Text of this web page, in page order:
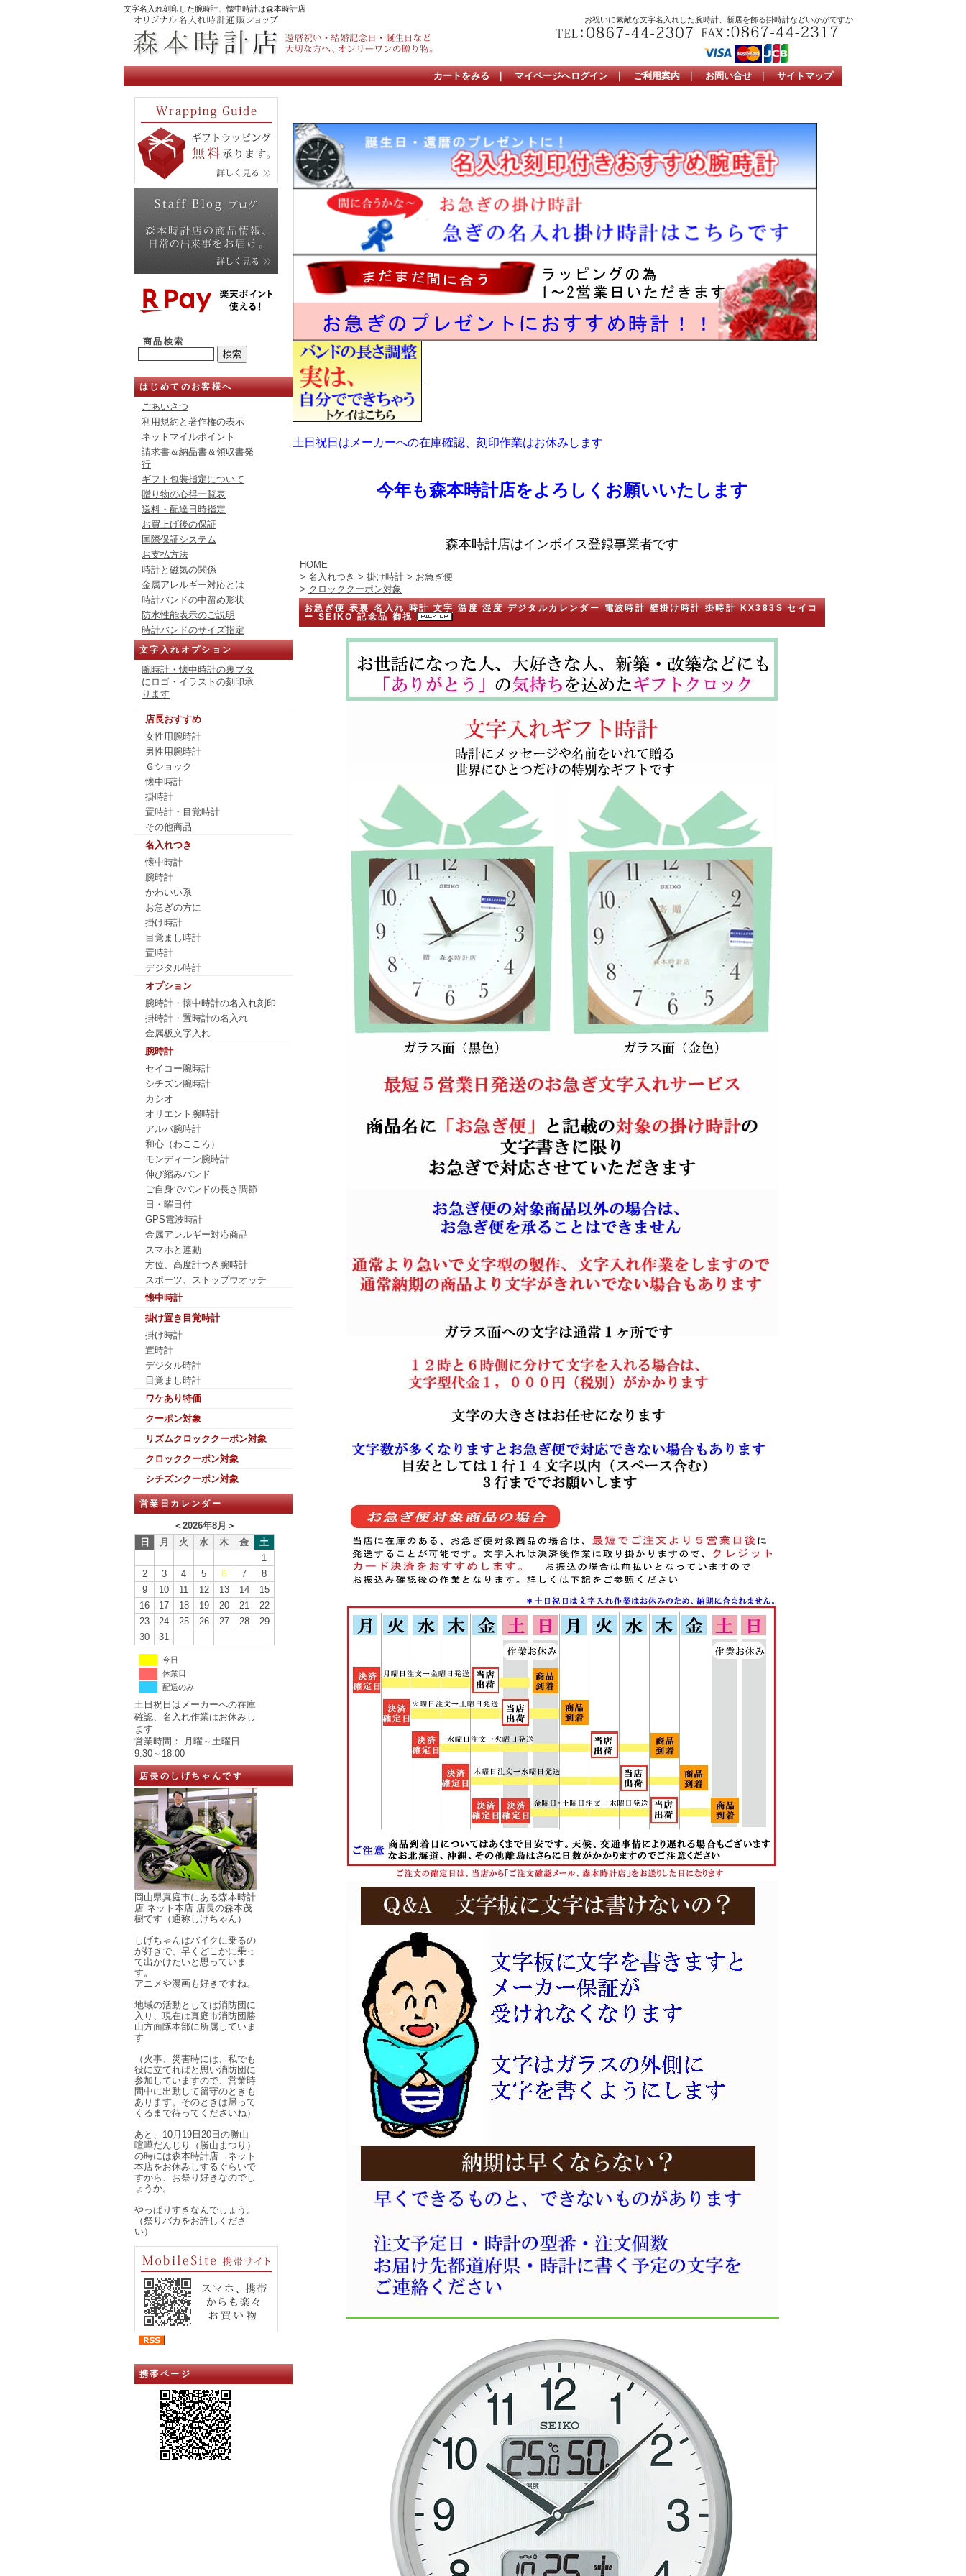
文字名入れ刻印した腕時計、懐中時計は森本時計店
お祝いに素敵な文字名入れした腕時計、新居を飾る掛時計などいかがですか
カートをみる ｜ マイページへログイン ｜ ご利用案内 ｜ お問い合せ ｜ サイトマップ
商品検索
はじめてのお客様へ
ごあいさつ
利用規約と著作権の表示
ネットマイルポイント
請求書＆納品書＆領収書発
行
ギフト包装指定について
贈り物の心得一覧表
送料・配達日時指定
お買上げ後の保証
国際保証システム
お支払方法
時計と磁気の関係
金属アレルギー対応とは
時計バンドの中留め形状
防水性能表示のご説明
時計バンドのサイズ指定
文字入れオプション
腕時計・懐中時計の裏ブタ
にロゴ・イラストの刻印承
ります
店長おすすめ
女性用腕時計
男性用腕時計
Ｇショック
懐中時計
掛時計
置時計・目覚時計
その他商品
名入れつき
懐中時計
腕時計
かわいい系
お急ぎの方に
掛け時計
目覚まし時計
置時計
デジタル時計
オプション
腕時計・懐中時計の名入れ刻印
掛時計・置時計の名入れ
金属板文字入れ
腕時計
セイコー腕時計
シチズン腕時計
カシオ
オリエント腕時計
アルバ腕時計
和心（わこころ）
モンディーン腕時計
伸び縮みバンド
ご自身でバンドの長さ調節
日・曜日付
GPS電波時計
金属アレルギー対応商品
スマホと連動
方位、高度計つき腕時計
スポーツ、ストップウオッチ
懐中時計
掛け置き目覚時計
掛け時計
置時計
デジタル時計
目覚まし時計
ワケあり特価
クーポン対象
リズムクロッククーポン対象
クロッククーポン対象
シチズンクーポン対象
営業日カレンダー
＜2026年8月 ＞
日
月 火 水 木 金
土
1
2
3 4 5 6 7
8
9
10 11 12 13 14
15
16
17 18 19 20 21
22
23
24 25 26 27 28
29
30
31
今日
休業日
配送のみ
土日祝日はメーカーへの在庫
確認、名入れ作業はお休みし
ます
営業時間： 月曜～土曜日
9:30～18:00
店長のしげちゃんです
岡山県真庭市にある森本時計
店 ネット本店 店長の森本茂
樹です（通称しげちゃん）
しげちゃんはバイクに乗るの
が好きで、早くどこかに乗っ
て出かけたいと思っていま
す。
アニメや漫画も好きですね。
地域の活動としては消防団に
入り、現在は真庭市消防団勝
山方面隊本部に所属していま
す
（火事、災害時には、私でも
役に立てればと思い消防団に
参加していますので、営業時
間中に出動して留守のときも
あります。そのときは帰って
くるまで待ってくださいね）
あと、10月19日20日の勝山
喧嘩だんじり（勝山まつり）
の時には森本時計店 ネット
本店をお休みしするぐらいで
すから、お祭り好きなのでし
ょうか。
やっぱりすきなんでしょう。
（祭りバカをお許しくださ
い）
携帯ページ
土日祝日はメーカーへの在庫確認、刻印作業はお休みします
今年も森本時計店をよろしくお願いいたします
森本時計店はインボイス登録事業者です
HOME
> 名入れつき > 掛け時計 > お急ぎ便
> クロッククーポン対象
お急ぎ便 表裏 名入れ 時計 文字 温度 湿度 デジタルカレンダー 電波時計 壁掛け時計 掛時計 KX383S セイコ
ー SEIKO 記念品 御祝